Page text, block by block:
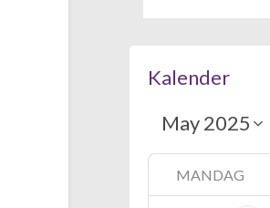
Kalender
MANDAG